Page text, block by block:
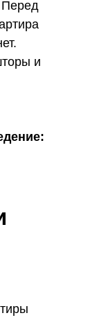
Перед
и
их
в